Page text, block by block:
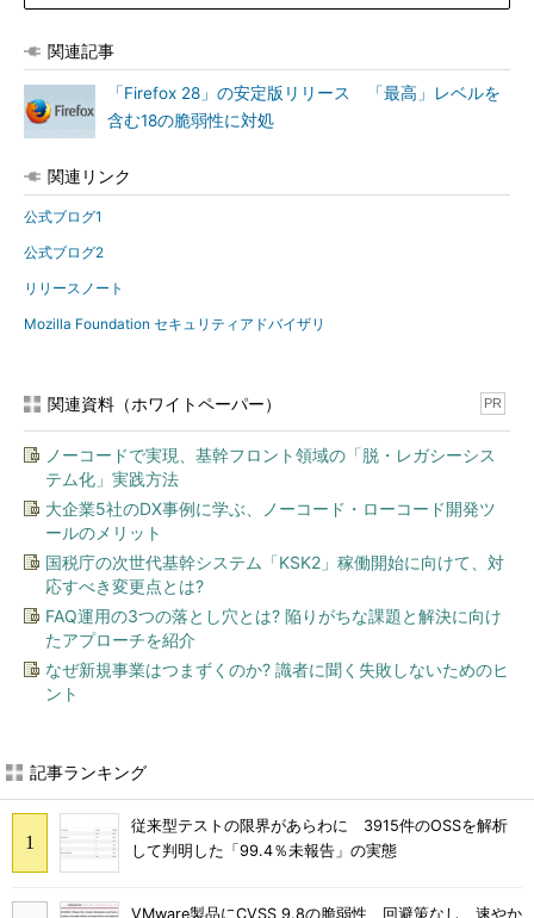
関連記事
「Firefox 28」の安定版リリース 「最高」レベルを
含む18の脆弱性に対処
関連リンク
公式ブログ1
公式ブログ2
リリースノート
Mozilla Foundation セキュリティアドバイザリ
関連資料（ホワイトペーパー） PR
ノーコードで実現、基幹フロント領域の「脱・レガシーシス
テム化」実践方法
大企業5社のDX事例に学ぶ、ノーコード・ローコード開発ツ
ールのメリット
国税庁の次世代基幹システム「KSK2」稼働開始に向けて、対
応すべき変更点とは?
FAQ運用の3つの落とし穴とは? 陥りがちな課題と解決に向け
たアプローチを紹介
なぜ新規事業はつまずくのか? 識者に聞く失敗しないためのヒ
ント
記事ランキング
従来型テストの限界があらわに 3915件のOSSを解析
して判明した「99.4％未報告」の実態
VMware製品にCVSS 9.8の脆弱性、回避策なし 速やか